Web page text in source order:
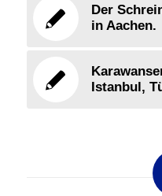
Der
in Aachen.
Istanbul,